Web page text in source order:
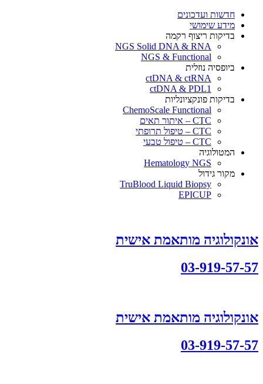
חדשות ועדכונים
מידע שימושי
בדיקות ריצוף רקמה
NGS Solid DNA & RNA
NGS & Functional
ביופסיה נוזלית
ctDNA & ctRNA
ctDNA & PDL1
בדיקות פונקציונליות
ChemoScale Functional
CTC – איתור תאים
CTC – טיפול תרופתי
CTC – טיפול טבעי
המטולוגיה
Hematology NGS
מקור גידול
TruBlood Liquid Biopsy
EPICUP
אונקולוגיה מותאמת אישית
03-919-57-57
אונקולוגיה מותאמת אישית
03-919-57-57